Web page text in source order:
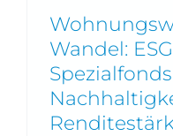
Wandel: